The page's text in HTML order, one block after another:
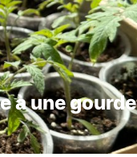
à une gourde